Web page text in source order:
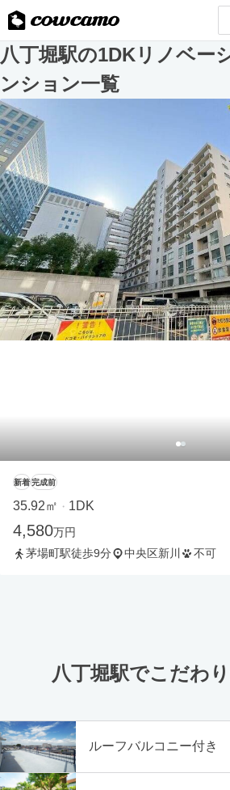
八丁堀駅の1DKリノベー
ンション一覧
新着 完成前
35.92㎡ ・ 1DK
4,580万円
茅場町駅徒歩9分
中央区新川 不可
八丁堀駅でこだわ
ルーフバルコニー付き